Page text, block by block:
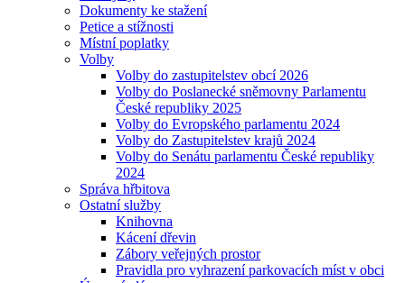
Dokumenty ke stažení
Petice a stížnosti
Místní poplatky
Volby
Volby do zastupitelstev obcí 2026
Volby do Poslanecké sněmovny Parlamentu
České republiky 2025
Volby do Evropského parlamentu 2024
Volby do Zastupitelstev krajů 2024
Volby do Senátu parlamentu České republiky
2024
Správa hřbitova
Ostatní služby
Knihovna
Kácení dřevin
Zábory veřejných prostor
Pravidla pro vyhrazení parkovacích míst v obci